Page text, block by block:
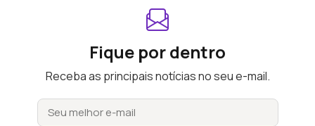
Fique por dentro
Receba as principais notícias no seu e-mail.